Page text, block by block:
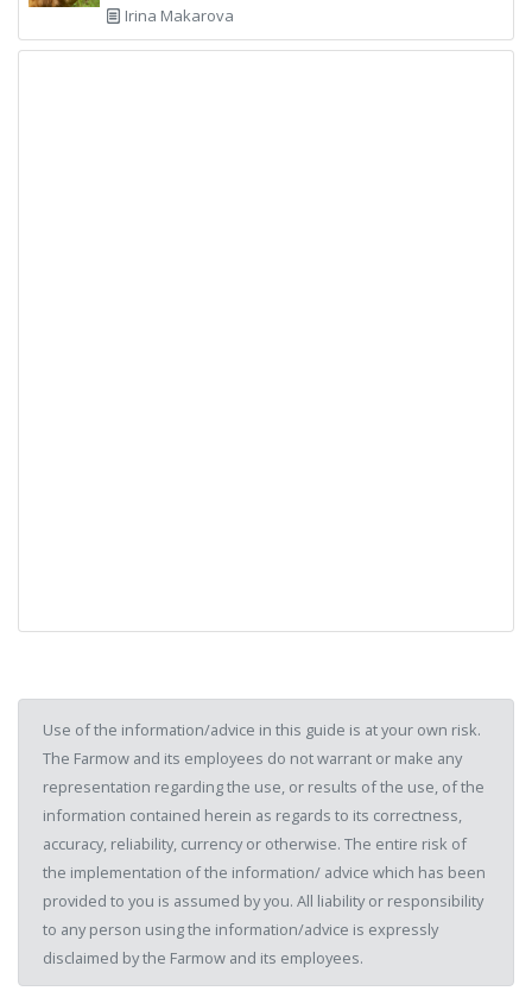
Irina Makarova
Use of the information/advice in this guide is at your own risk.
The Farmow and its employees do not warrant or make any
representation regarding the use, or results of the use, of the
information contained herein as regards to its correctness,
accuracy, reliability, currency or otherwise. The entire risk of
the implementation of the information/ advice which has been
provided to you is assumed by you. All liability or responsibility
to any person using the information/advice is expressly
disclaimed by the Farmow and its employees.